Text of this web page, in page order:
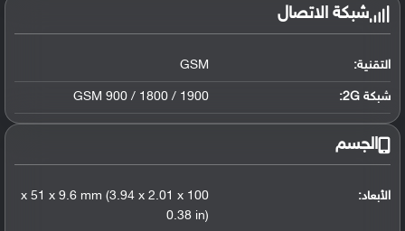
شبكة الاتصال
التقنية: GSM
شبكة 2G: GSM 900 / 1800 / 1900
الجسم
الأبعاد:
100 x 51 x 9.6 mm (3.94 x 2.01 x
0.38 in)